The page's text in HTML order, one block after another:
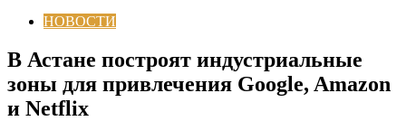
НОВОСТИ
В Астане построят индустриальные
зоны для привлечения Google, Amazon
и Netflix